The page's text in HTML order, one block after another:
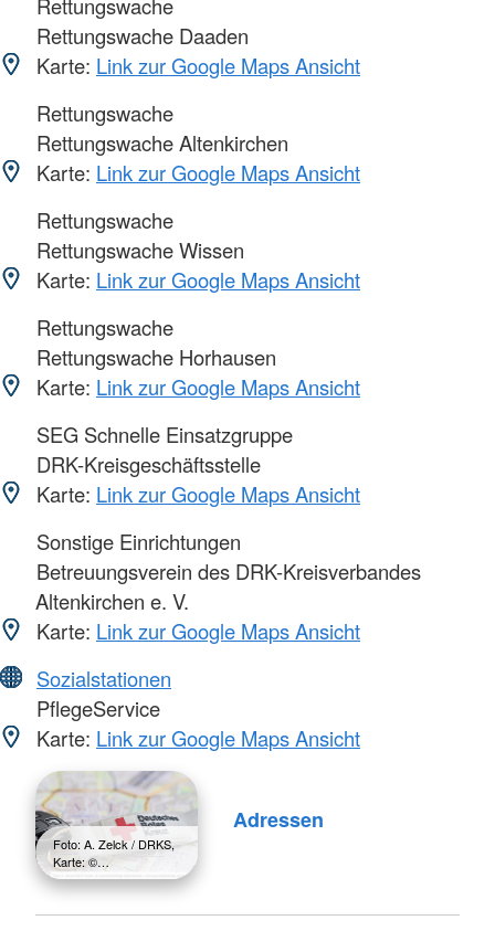
Rettungswache Daaden
Karte: Link zur Google Maps Ansicht
Rettungswache
Rettungswache Altenkirchen
Karte: Link zur Google Maps Ansicht
Rettungswache
Rettungswache Wissen
Karte: Link zur Google Maps Ansicht
Rettungswache
Rettungswache Horhausen
Karte: Link zur Google Maps Ansicht
SEG Schnelle Einsatzgruppe
DRK-Kreisgeschäftsstelle
Karte: Link zur Google Maps Ansicht
Sonstige Einrichtungen
Betreuungsverein des DRK-Kreisverbandes
Altenkirchen e. V.
Karte: Link zur Google Maps Ansicht
Sozialstationen
PflegeService
Karte: Link zur Google Maps Ansicht
Foto: A. Zelck / DRKS,
Karte: ©…
Adressen